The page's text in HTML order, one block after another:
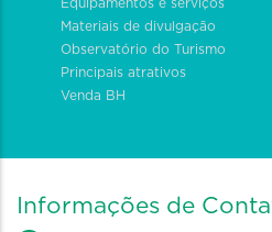
Equipamentos e serviços
Materiais de divulgação
Observatório do Turismo
Principais atrativos
Venda BH
Informações de